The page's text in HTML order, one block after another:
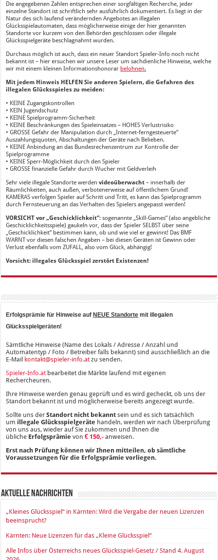
Die angegebenen Zahlen entsprechen einer sorgfältigen Recherche, jeder
einzelne Standort ist schriftlich sehr ausführlich dokumentiert. Es liegt in der
Natur des sich laufend verändernden Angebotes an illegalen
Glücksspielautomaten, dass möglicherweise einige der hier genannten
Standorte vor kurzem von den Behörden geschlossen oder illegale
Glücksspielgeräte beschlagnahmt wurden.
Durchaus möglich ist auch, dass ein neuer Standort Spieler-Info noch nicht
bekannt ist – hier ersuchen wir unsere Leser um sachdienliche Hinweise, welche
wir mit einem kleinen Informationshonorar belohnen.
Mit jedem Hinweis HELFEN Sie anderen Spielern, die Gefahren des
illegalen Glücksspieles zu meiden:
• KEINE Zugangskontrollen
• KEIN Jugendschutz
• KEINE Spielprogramm-Sicherheit
• KEINE Beschränkungen des Spieleinsatzes – HOHES Verlustrisiko
• GROSSE Gefahr der Manipulation durch „Internet-ferngesteuerte“
Auszahlungsquoten, Abschaltungen der Geräte nach Belieben.
• KEINE Anbindung an das Bundesrechenzentrum zur Kontrolle der
Spielprogramme
• KEINE Sperr-Möglichkeit durch den Spieler
• GROSSE finanzielle Gefahr durch Wucher mit Geldverleih
Sehr viele illegale Standorte werdenvideoüberwacht– innerhalb der
Räumlichkeiten, auch außen, verbotenerweise auf öffentlichem Grund!
KAMERAS verfolgen Spieler auf Schritt und Tritt, es kann das Spielprogramm
durch Fernsteuerung an das Verhalten des Spielers angepasst werden!
VORSICHT vor „Geschicklichkeit“: sogenannte „Skill-Games“ (also angebliche
Geschicklichkeitsspiele) gaukeln vor, dass der Spieler SELBST über seine
„Geschicklichkeit“ bestimmen kann, ob und wie viel er gewinnt! Das BMF
WARNT vor diesen falschen Angaben – bei diesen Geräten ist Gewinn oder
Verlust ebenfalls vom ZUFALL, also vom Glück, abhängig!
Vorsicht: illegales Glücksspiel zerstört Existenzen!
Erfolgsprämie für Hinweise auf NEUE Standorte mit illegalen
Glücksspielgeräten!
Sämtliche Hinweise (Name des Lokals / Adresse / Anzahl und
Automatentyp / Foto / Betreiber falls bekannt) sind ausschließlich an die
E-Mail kontakt@spieler-info.at zu senden.
Spieler-Info.at bearbeitet die Märkte laufend mit eigenen
Rechercheuren.
Ihre Hinweise werden genau geprüft und es wird gecheckt, ob uns der
Standort bekannt ist und möglicherweise bereits angezeigt wurde.
Sollte uns derStandort nicht bekanntsein und es sich tatsächlich
um illegale Glücksspielgeräte handeln, werden wir nach Überprüfung
von uns aus, wieder auf Sie zukommen und Ihnen die
übliche Erfolgsprämievon € 150,- anweisen.
Erst nach Prüfung können wir Ihnen mitteilen, ob sämtliche
Voraussetzungen für die Erfolgsprämie vorliegen.
Aktuelle Nachrichten
„Kleines Glücksspiel“ in Kärnten: Wird die Vergabe der neuen Lizenzen
beeinsprucht?
Kärnten: Neue Lizenzen für das „Kleine Glücksspiel“
Alle Infos über Österreichs neues Glücksspiel-Gesetz / Stand 4. August